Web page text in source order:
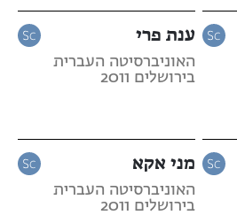
ענת פרי
האוניברסיטה העברית
בירושלים 2011
מני אקא
האוניברסיטה העברית
בירושלים 2011